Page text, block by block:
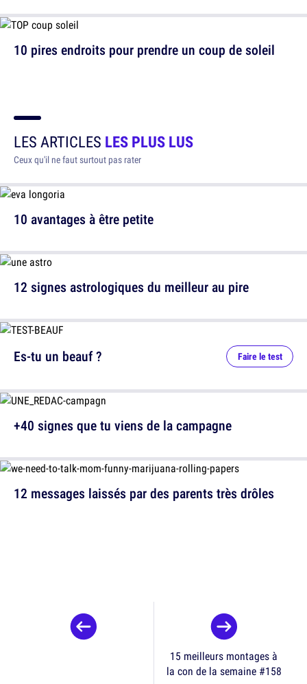
10 pires endroits pour prendre un coup de soleil
LES ARTICLES LES PLUS LUS
Ceux qu'il ne faut surtout pas rater
10 avantages à être petite
12 signes astrologiques du meilleur au pire
12 messages laissés par des parents très drôles
Es-tu un beauf ? Faire le test
+40 signes que tu viens de la campagne
15 meilleurs montages à
la con de la semaine #158